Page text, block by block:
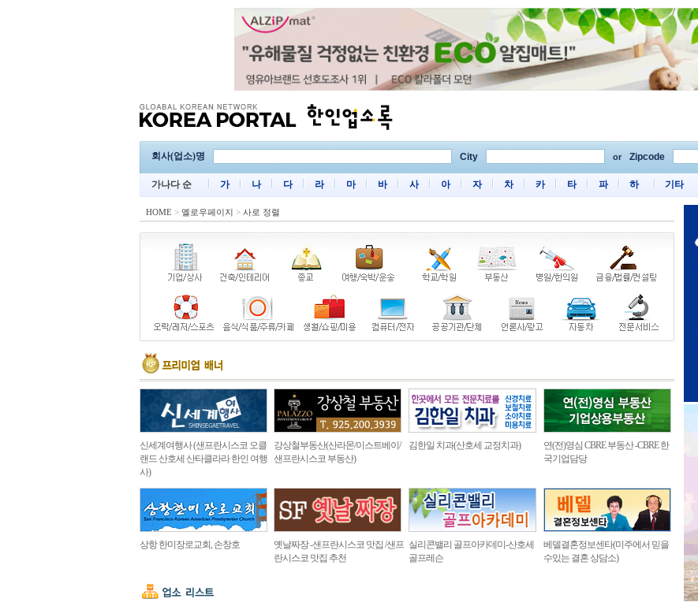
회사(업소)명 City or Zipcode
가나다 순 가 나 다 라 마 바 사 아 자 차 카 타 파 하 기타
HOME > 옐로우페이지 > 사로 정렬
신세계여행사 (샌프란시스코 오클
랜드 산호세 산타클라라 한인 여행
사)
강상철부동산(산라몬/이스트베이/
샌프란시스코 부동산)
김한일 치과(산호세 교정치과)
연(전)영심 CBRE 부동산 -CBRE 한
국기업담당
상항 한미장로교회, 손창호
옛날짜장 -샌프란시스코 맛집 /샌프
란시스코 맛집 추천
실리콘밸리 골프아카데미-산호세
골프레슨
베델결혼정보센타(미주에서 믿을
수있는 결혼 상담소)